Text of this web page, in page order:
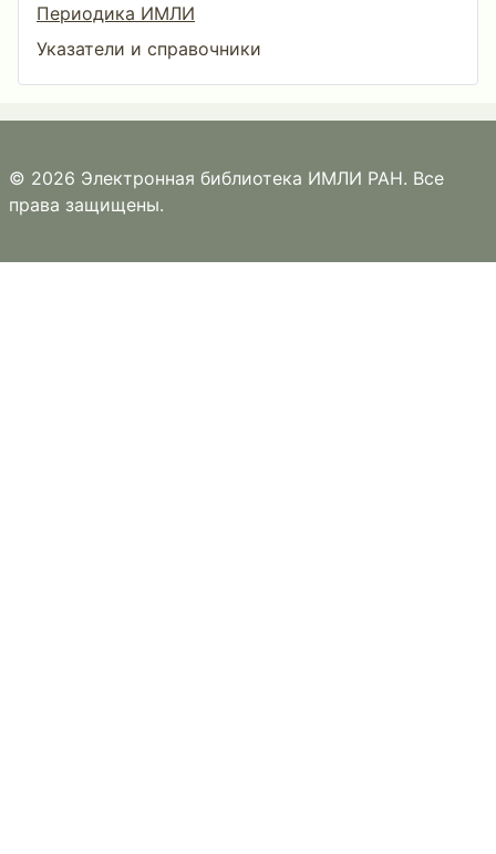
Периодика ИМЛИ
Указатели и справочники
© 2026 Электронная библиотека ИМЛИ РАН. Все
права защищены.